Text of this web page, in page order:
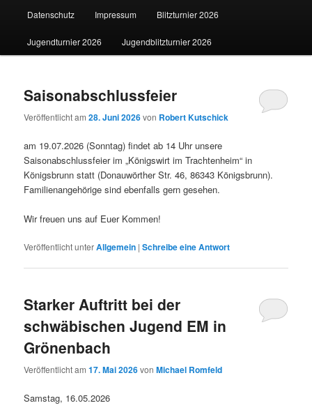
Datenschutz Impressum Blitzturnier 2026
Jugendturnier 2026 Jugendblitzturnier 2026
Saisonabschlussfeier
Veröffentlicht am28. Juni 2026von Robert Kutschick
am 19.07.2026 (Sonntag) findet ab 14 Uhr unsere
Saisonabschlussfeier im „Königswirt im Trachtenheim“ in
Königsbrunn statt (Donauwörther Str. 46, 86343 Königsbrunn).
Familienangehörige sind ebenfalls gern gesehen.
Wir freuen uns auf Euer Kommen!
Veröffentlicht unterAllgemein |Schreibe eine Antwort
Starker Auftritt bei der
schwäbischen Jugend EM in
Grönenbach
Veröffentlicht am17. Mai 2026vonMichael Romfeld
Samstag, 16.05.2026